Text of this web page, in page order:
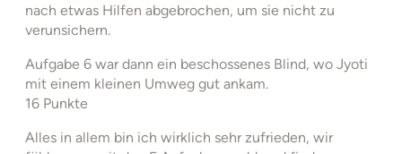
nach etwas Hilfen abgebrochen, um sie nicht zu
verunsichern.
Aufgabe 6 war dann ein beschossenes Blind, wo Jyoti
mit einem kleinen Umweg gut ankam.
16 Punkte
Alles in allem bin ich wirklich sehr zufrieden, wir